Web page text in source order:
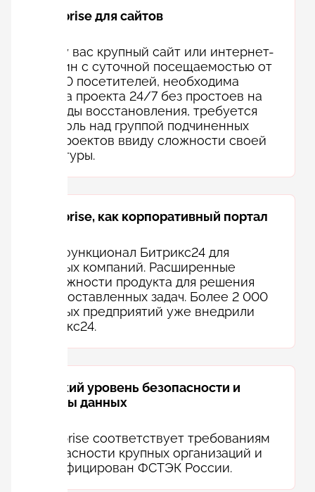
Enterprise для сайтов
Если у вас крупный сайт или интернет-
магазин с суточной посещаемостью от
50 000 посетителей, необходима
работа проекта 24/7 без простоев на
периоды восстановления, требуется
контроль над группой подчиненных
веб-проектов ввиду сложности своей
структуры.
Enterprise, как корпоративный портал
Весь функционал Битрикс24 для
крупных компаний. Расширенные
возможности продукта для решения
всех поставленных задач. Более 2 000
крупных предприятий уже внедрили
Битрикс24.
Высокий уровень безопасности и
защиты данных
Enterprise соответствует требованиям
безопасности крупных организаций и
сертифицирован ФСТЭК России.